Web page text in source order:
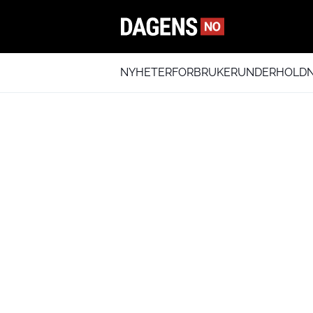
NYHETERFORBRUKER